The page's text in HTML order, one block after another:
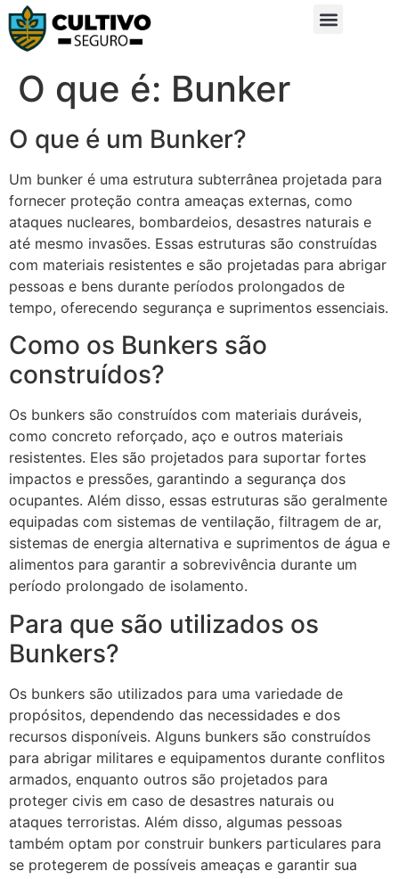
O que é: Bunker
O que é um Bunker?
Um bunker é uma estrutura subterrânea projetada para
fornecer proteção contra ameaças externas, como
ataques nucleares, bombardeios, desastres naturais e
até mesmo invasões. Essas estruturas são construídas
com materiais resistentes e são projetadas para abrigar
pessoas e bens durante períodos prolongados de
tempo, oferecendo segurança e suprimentos essenciais.
Como os Bunkers são
construídos?
Os bunkers são construídos com materiais duráveis,
como concreto reforçado, aço e outros materiais
resistentes. Eles são projetados para suportar fortes
impactos e pressões, garantindo a segurança dos
ocupantes. Além disso, essas estruturas são geralmente
equipadas com sistemas de ventilação, filtragem de ar,
sistemas de energia alternativa e suprimentos de água e
alimentos para garantir a sobrevivência durante um
período prolongado de isolamento.
Para que são utilizados os
Bunkers?
Os bunkers são utilizados para uma variedade de
propósitos, dependendo das necessidades e dos
recursos disponíveis. Alguns bunkers são construídos
para abrigar militares e equipamentos durante conflitos
armados, enquanto outros são projetados para
proteger civis em caso de desastres naturais ou
ataques terroristas. Além disso, algumas pessoas
também optam por construir bunkers particulares para
se protegerem de possíveis ameaças e garantir sua